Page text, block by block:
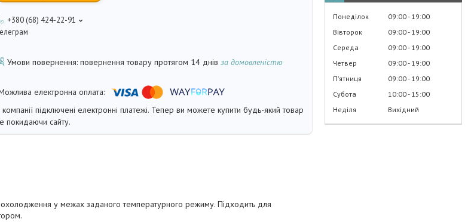
+380 (68) 424-22-91
повернення товару протягом 14 днів за домовленістю
підключені електронні платежі. Тепер ви можете купити будь-який товар
покидаючи сайту.
охолодження у межах заданого температурного режиму. Підходить для
Понеділок 09:00 19:00
Вівторок
09:00 19:00
Середа
09:00 19:00
Четвер
09:00 19:00
Пʼятниця
09:00 19:00
Субота
10:00 15:00
Неділя
Вихідний